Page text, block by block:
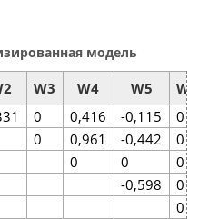
модель
W3 W4 W5
W6
0 0,416 -0,115
0
0 0,961 -0,442
0
0 0
0
-0,598
0
0